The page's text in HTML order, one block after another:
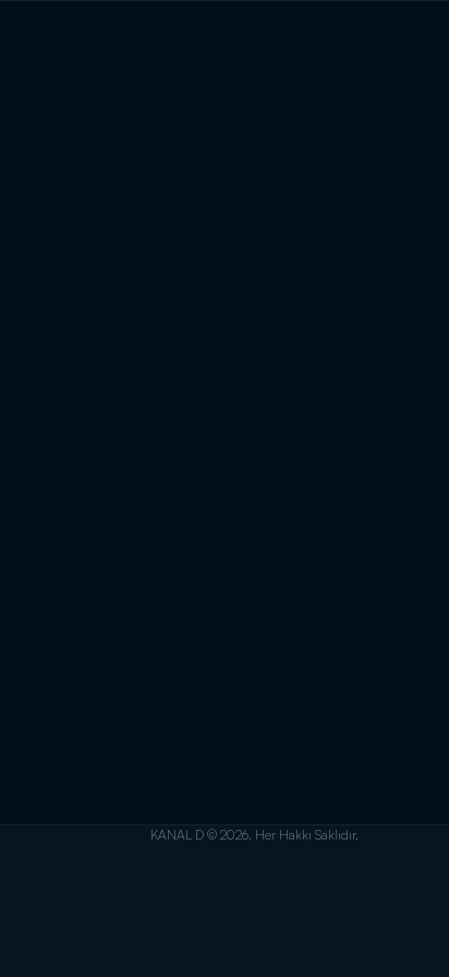
KANAL D © 2026. Her Hakkı Saklıdır.